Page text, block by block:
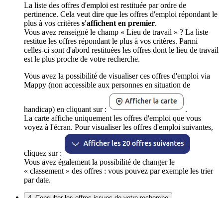
La liste des offres d'emploi est restituée par ordre de
pertinence. Cela veut dire que les offres d'emploi répondant le
plus à vos critères s'affichent en premier.
Vous avez renseigné le champ « Lieu de travail » ? La liste
restitue les offres répondant le plus à vos critères. Parmi
celles-ci sont d'abord restituées les offres dont le lieu de travail
est le plus proche de votre recherche.
Vous avez la possibilité de visualiser ces offres d'emploi via
Mappy (non accessible aux personnes en situation de
handicap) en cliquant sur :
.
La carte affiche uniquement les offres d'emploi que vous
voyez à l'écran. Pour visualiser les offres d'emploi suivantes,
cliquez sur :
Vous avez également la possibilité de changer le
« classement » des offres : vous pouvez par exemple les trier
par date.